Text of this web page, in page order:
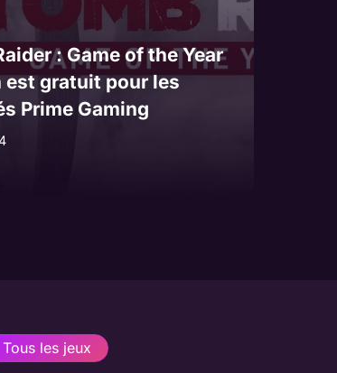
: Game of the Year
est gratuit pour les
Prime Gaming
Tous les jeux